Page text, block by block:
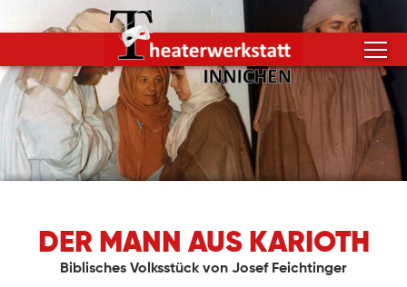
DER MANN AUS KARIOTH
Biblisches Volksstück von Josef Feichtinger